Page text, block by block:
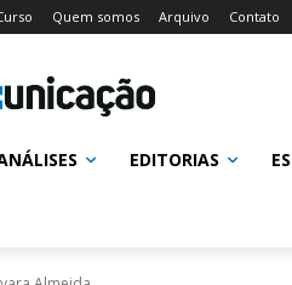
Quem somos Arquivo Contato
EDITORIAS